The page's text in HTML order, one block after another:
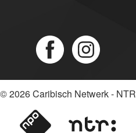
© 2026Caribisch Netwerk - NTR